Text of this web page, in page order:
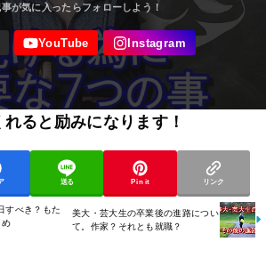
ると励みになります！
送る Pin it リンク
すべき？もた
め
美大・芸大生の卒業後の進路につい
て。作家？それとも就職？